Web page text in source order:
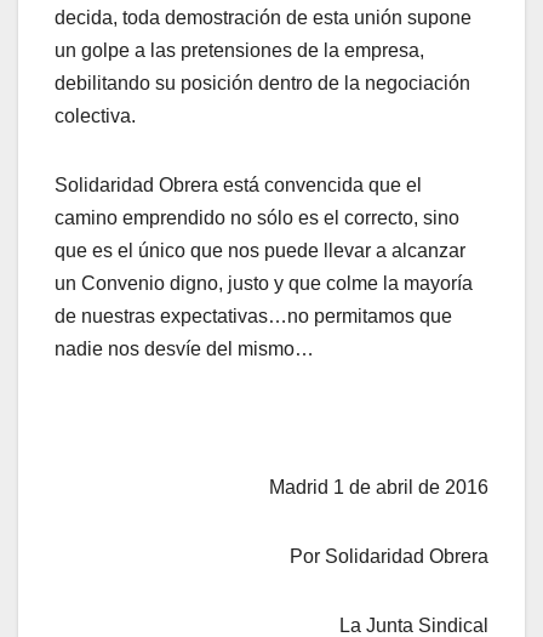
decida, toda demostración de esta unión supone
un golpe a las pretensiones de la empresa,
debilitando su posición dentro de la negociación
colectiva.
Solidaridad Obrera está convencida que el
camino emprendido no sólo es el correcto, sino
que es el único que nos puede llevar a alcanzar
un Convenio digno, justo y que colme la mayoría
de nuestras expectativas…no permitamos que
nadie nos desvíe del mismo…
Madrid 1 de abril de 2016
Por Solidaridad Obrera
La Junta Sindical